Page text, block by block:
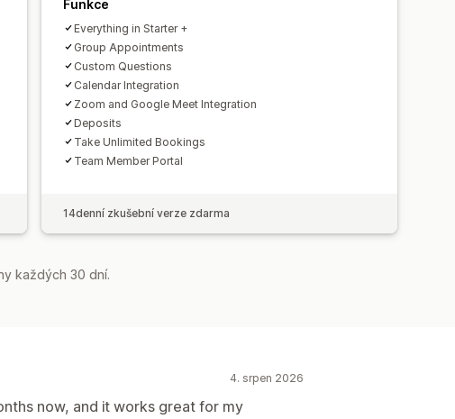
Prosazování značky
Funkce
Everything in Starter +
Group Appointments
Custom Questions
Calendar Integration
Zoom and Google Meet Integration
Deposits
Take Unlimited Bookings
Team Member Portal
14denní zkušební verze zdarma
každých 30 dní.
4. srpen 2026
now, and it works great for my